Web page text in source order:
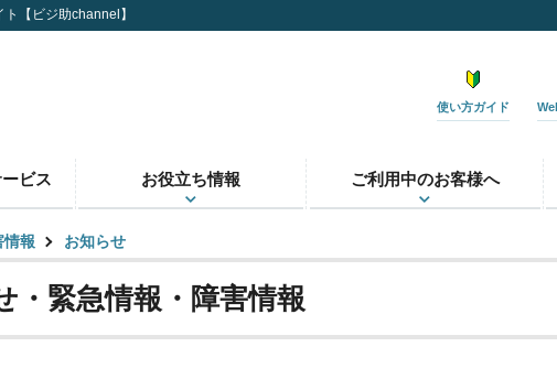
【ビジ助channel】
使い方ガイド
ビス お役立ち情報 ご利用中のお客様へ
情報 お知らせ
・緊急情報・障害情報